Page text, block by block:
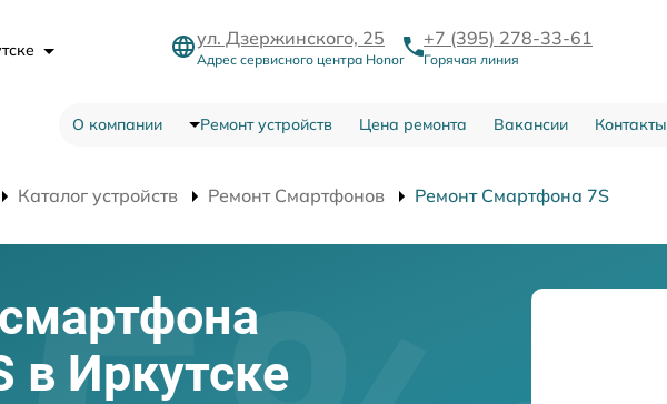
ул. Дзержинского, 25
Адрес сервисного центра Honor
+7 (395) 278-33-61
Горячая линия
О компании Ремонт устройств Цена ремонта Вакансии Контакты
Каталог устройств Ремонт Смартфонов Ремонт Смартфона 7S
в Иркутске